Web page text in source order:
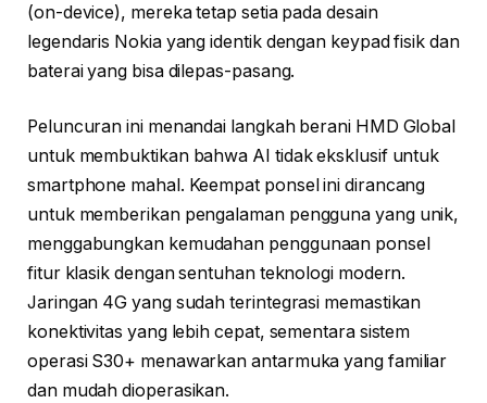
(on-device), mereka tetap setia pada desain
legendaris Nokia yang identik dengan keypad fisik dan
baterai yang bisa dilepas-pasang.
Peluncuran ini menandai langkah berani HMD Global
untuk membuktikan bahwa AI tidak eksklusif untuk
smartphone mahal. Keempat ponsel ini dirancang
untuk memberikan pengalaman pengguna yang unik,
menggabungkan kemudahan penggunaan ponsel
fitur klasik dengan sentuhan teknologi modern.
Jaringan 4G yang sudah terintegrasi memastikan
konektivitas yang lebih cepat, sementara sistem
operasi S30+ menawarkan antarmuka yang familiar
dan mudah dioperasikan.